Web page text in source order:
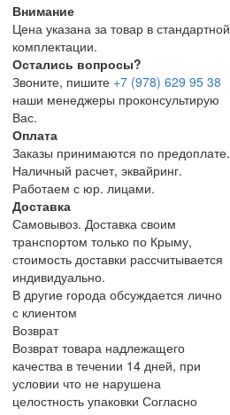
Внимание
Цена указана за товар в стандартной
комплектации.
Остались вопросы?
Звоните, пишите +7 (978) 629 95 38
наши менеджеры проконсультирую
Вас.
Оплата
Заказы принимаются по предоплате.
Наличный расчет, эквайринг.
Работаем с юр. лицами.
Доставка
Самовывоз. Доставка своим
транспортом только по Крыму,
стоимость доставки рассчитывается
индивидуально.
В другие города обсуждается лично
с клиентом
Возврат
Возврат товара надлежащего
качества в течении 14 дней, при
условии что не нарушена
целостность упаковки Согласно